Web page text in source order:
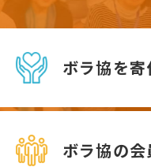
ボラ協を寄
ボラ協の会